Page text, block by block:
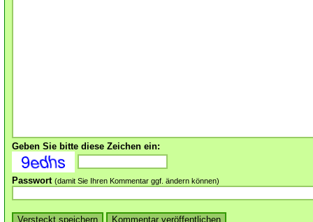
Geben Sie bitte diese Zeichen ein:
Passwort (damit Sie Ihren Kommentar ggf. ändern können)